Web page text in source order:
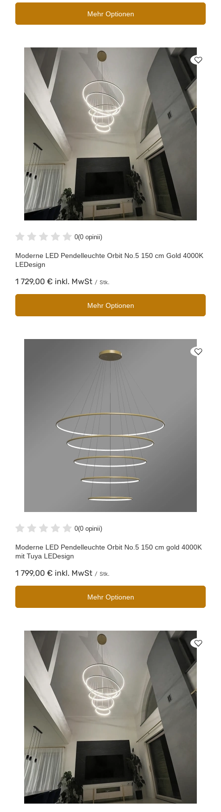
Mehr Optionen
0(0 opinii)
Moderne LED Pendelleuchte Orbit No.5 150 cm Gold 4000K
LEDesign
1 729,00 € inkl. MwSt / Stk.
Mehr Optionen
0(0 opinii)
Moderne LED Pendelleuchte Orbit No.5 150 cm gold 4000K
mit Tuya LEDesign
1 799,00 € inkl. MwSt / Stk.
Mehr Optionen